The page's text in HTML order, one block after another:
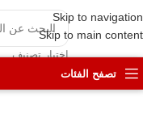
Skip to navigation
Skip to main content
اختيار تصنيف
تصفح الفئات